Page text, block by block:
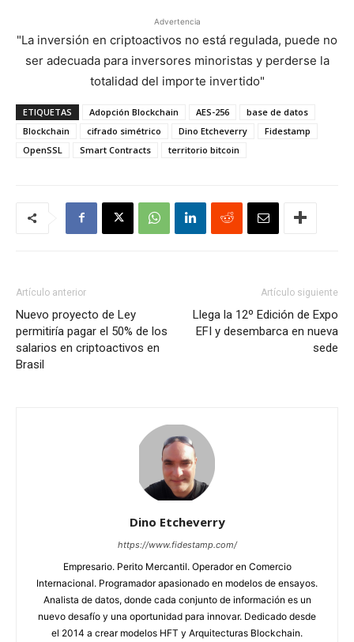
Advertencia
"La inversión en criptoactivos no está regulada, puede no
ser adecuada para inversores minoristas y perderse la
totalidad del importe invertido"
ETIQUETAS Adopción Blockchain AES-256
base de datos
Blockchain
cifrado simétrico Dino Etcheverry
Fidestamp
OpenSSL
Smart Contracts territorio bitcoin
Artículo anterior
Nuevo proyecto de Ley
permitiría pagar el 50% de los
salarios en criptoactivos en
Brasil
Artículo siguiente
Llega la 12º Edición de Expo
EFI y desembarca en nueva
sede
Dino Etcheverry
https://www.fidestamp.com/
Empresario. Perito Mercantil. Operador en Comercio
Internacional. Programador apasionado en modelos de ensayos.
Analista de datos, donde cada conjunto de información es un
nuevo desafío y una oportunidad para innovar. Dedicado desde
el 2014 a crear modelos HFT y Arquitecturas Blockchain.